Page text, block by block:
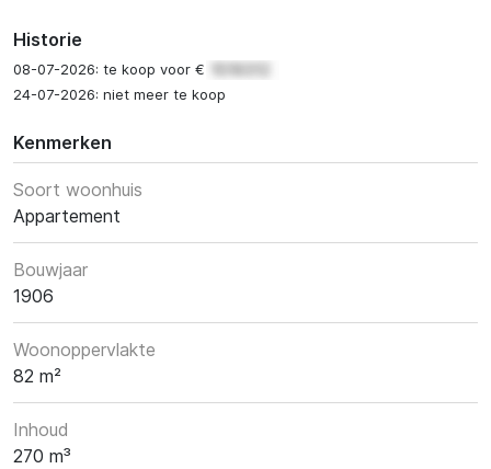
Historie
08-07-2026: te koop voor €
24-07-2026: niet meer te koop
Kenmerken
Soort woonhuis
Appartement
Bouwjaar
1906
Woonoppervlakte
82 m²
Inhoud
270 m³